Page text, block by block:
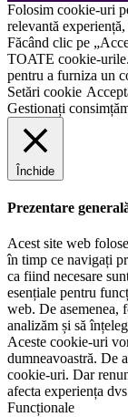
Folosim cookie-uri
relevantă
Făcând clic pe
TOATE cookie-
pentru a furniza un
Setări cookie
Gestionați
Închide
Prezentare
Acest site web
în timp ce navigați
ca fiind necesare
esențiale pentru
web. De asemenea,
analizăm și să
Aceste cookie-uri
dumneavoastră. De
cookie-uri. Dar
afecta experiența
Funcționale